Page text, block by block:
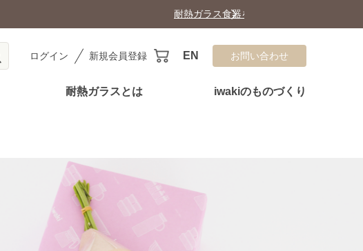
ログイン 新規会員登録 EN お問い合わせ
耐熱ガラスとは iwakiのものづくり